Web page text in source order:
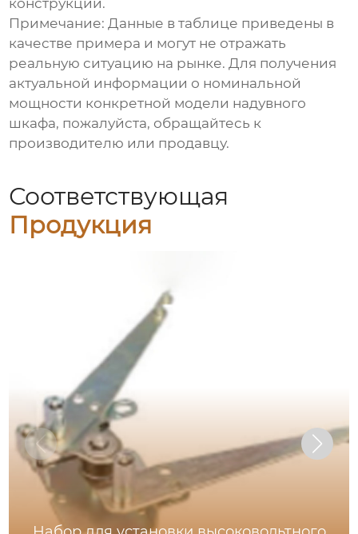
конструкции.
Примечание: Данные в таблице приведены в
качестве примера и могут не отражать
реальную ситуацию на рынке. Для получения
актуальной информации о номинальной
мощности конкретной модели надувного
шкафа, пожалуйста, обращайтесь к
производителю или продавцу.
Соответствующая
Продукция